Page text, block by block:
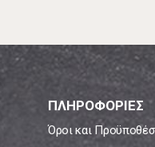
ΠΛΗΡΟΦΟΡΙΕΣ
Όροι και